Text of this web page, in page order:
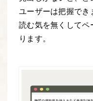
ユーザーは把握で
読む気を無くして
ります。